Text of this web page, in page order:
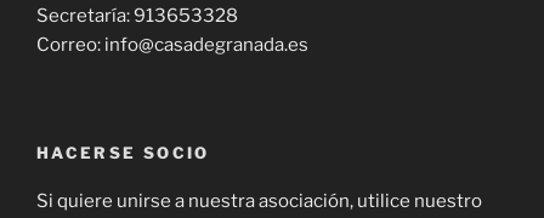
Secretaría: 913653328
Correo: info@casadegranada.es
HACERSE SOCIO
Si quiere unirse a nuestra asociación, utilice nuestro